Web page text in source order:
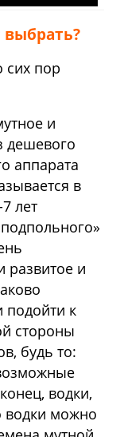
сих пор
и
дешевого
аппарата
в
лет
развитое и
подойти к
стороны
будь то:
водки,
водки можно